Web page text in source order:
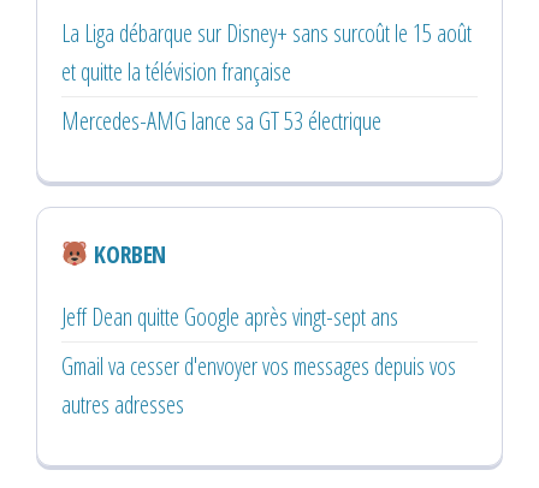
La Liga débarque sur Disney+ sans surcoût le 15 août
et quitte la télévision française
Mercedes-AMG lance sa GT 53 électrique
KORBEN
Jeff Dean quitte Google après vingt-sept ans
Gmail va cesser d'envoyer vos messages depuis vos
autres adresses